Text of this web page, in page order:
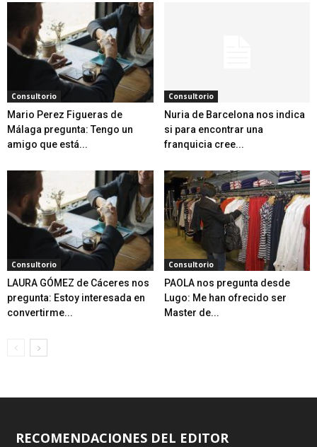
Consultorio
Mario Perez Figueras de
Málaga pregunta: Tengo un
amigo que está...
Consultorio
Nuria de Barcelona nos indica
si para encontrar una
franquicia cree...
Consultorio
LAURA GÓMEZ de Cáceres nos
pregunta: Estoy interesada en
convertirme...
Consultorio
PAOLA nos pregunta desde
Lugo: Me han ofrecido ser
Master de...
RECOMENDACIONES DEL EDITOR